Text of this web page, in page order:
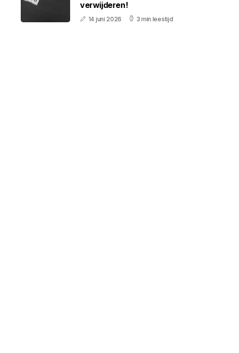
verwijderen!
14 juni 2026 3 min leestijd